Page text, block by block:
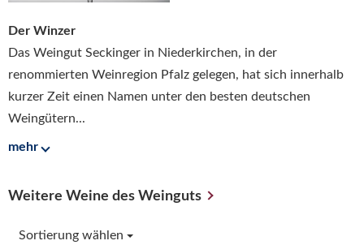
Der Winzer
Das Weingut Seckinger in Niederkirchen, in der
renommierten Weinregion Pfalz gelegen, hat sich innerhalb
kurzer Zeit einen Namen unter den besten deutschen
Weingütern...
mehr
Weitere Weine des Weinguts
Sortierung wählen